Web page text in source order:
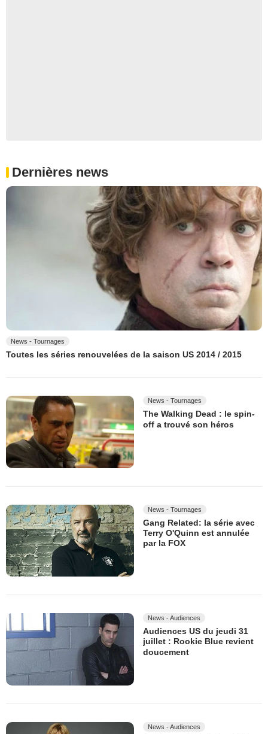
Dernières news
News - Tournages
Toutes les séries renouvelées de la saison US 2014 / 2015
News - Tournages
The Walking Dead : le spin-
off a trouvé son héros
News - Tournages
Gang Related: la série avec
Terry O'Quinn est annulée
par la FOX
News - Audiences
Audiences US du jeudi 31
juillet : Rookie Blue revient
doucement
News - Audiences